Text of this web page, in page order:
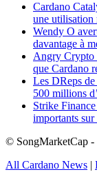
Cardano
une utilisation
Wendy O
davantage à
Angry Crypto
que Cardano
Les DReps
500 millions
Strike
importants sur
© SongMarketCap -
All Cardano News |